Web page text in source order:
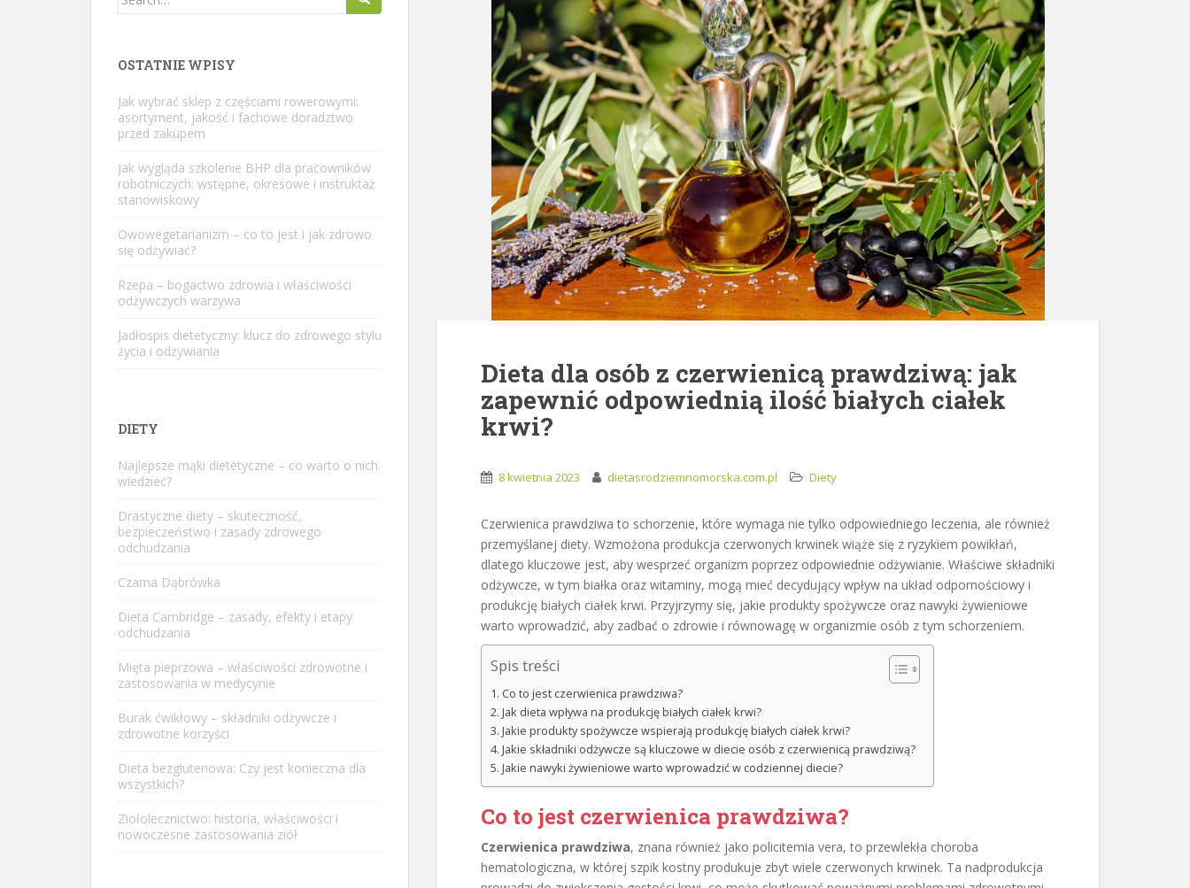
Dieta dla osób z czerwienicą prawdziwą: jak
zapewnić odpowiednią ilość białych ciałek
krwi?
8 kwietnia 2023 dietasrodziemnomorska.com.pl Diety
Czerwienica prawdziwa to schorzenie, które wymaga nie tylko odpowiedniego leczenia, ale również
przemyślanej diety. Wzmożona produkcja czerwonych krwinek wiąże się z ryzykiem powikłań,
dlatego kluczowe jest, aby wesprzeć organizm poprzez odpowiednie odżywianie. Właściwe składniki
odżywcze, w tym białka oraz witaminy, mogą mieć decydujący wpływ na układ odpornościowy i
produkcję białych ciałek krwi. Przyjrzymy się, jakie produkty spożywcze oraz nawyki żywieniowe
warto wprowadzić, aby zadbać o zdrowie i równowagę w organizmie osób z tym schorzeniem.
Spis treści
Co to jest czerwienica prawdziwa?
Jak dieta wpływa na produkcję białych ciałek krwi?
Jakie produkty spożywcze wspierają produkcję białych ciałek krwi?
Jakie składniki odżywcze są kluczowe w diecie osób z czerwienicą prawdziwą?
Jakie nawyki żywieniowe warto wprowadzić w codziennej diecie?
Co to jest czerwienica prawdziwa?
Czerwienica prawdziwa, znana również jako policitemia vera, to przewlekła choroba
hematologiczna, w której szpik kostny produkuje zbyt wiele czerwonych krwinek. Ta nadprodukcja
OSTATNIE WPISY
Jak wybrać sklep z częściami rowerowymi:
asortyment, jakość i fachowe doradztwo
przed zakupem
Jak wygląda szkolenie BHP dla pracowników
robotniczych: wstępne, okresowe i instruktaż
stanowiskowy
Owowegetarianizm – co to jest i jak zdrowo
się odżywiać?
Rzepa – bogactwo zdrowia i właściwości
odżywczych warzywa
Jadłospis dietetyczny: klucz do zdrowego stylu
życia i odżywiania
DIETY
Najlepsze mąki dietetyczne – co warto o nich
wiedzieć?
Drastyczne diety – skuteczność,
bezpieczeństwo i zasady zdrowego
odchudzania
Czarna Dąbrówka
Dieta Cambridge – zasady, efekty i etapy
odchudzania
Mięta pieprzowa – właściwości zdrowotne i
zastosowania w medycynie
Burak ćwikłowy – składniki odżywcze i
zdrowotne korzyści
Dieta bezglutenowa: Czy jest konieczna dla
wszystkich?
Ziołolecznictwo: historia, właściwości i
nowoczesne zastosowania ziół